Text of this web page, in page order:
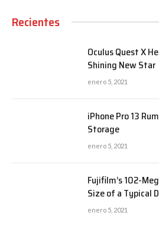
Recientes
Oculus Quest X
Shining New Star
enero 5, 2021
iPhone Pro 13
Storage
enero 5, 2021
Fujifilm’s 102-
Size of a Typical
enero 5, 2021